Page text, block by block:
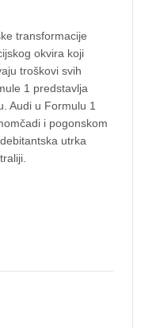
transformacije
okvira koji
troškovi svih
1 predstavlja
Audi u Formulu 1
i pogonskom
utrka